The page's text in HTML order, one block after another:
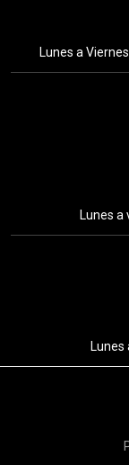
Lunes a
Lunes a
Lunes